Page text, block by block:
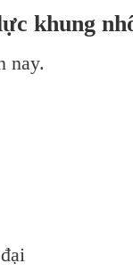
khung
nay.